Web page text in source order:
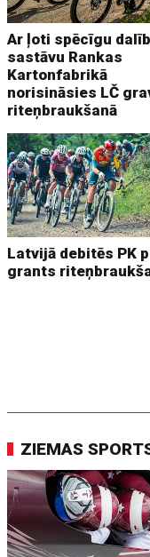
Ar ļoti spēcīgu
sastāvu Rankas
Kartonfabrikā
norisināsies LČ
riteņbraukšanā
Latvijā debitēs PK
grants
ZIEMAS